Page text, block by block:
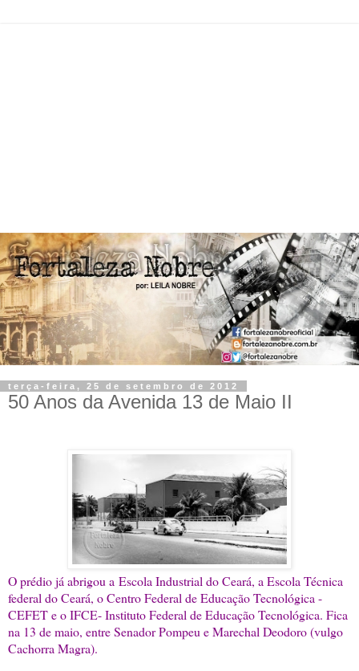
terça-feira, 25 de setembro de 2012
50 Anos da Avenida 13 de Maio II
O prédio já abrigou a Escola Industrial do Ceará, a Escola Técnica
federal do Ceará, o Centro Federal de Educação Tecnológica -
CEFET e o IFCE- Instituto Federal de Educação Tecnológica. Fica
na 13 de maio, entre Senador Pompeu e Marechal Deodoro (vulgo
Cachorra Magra).